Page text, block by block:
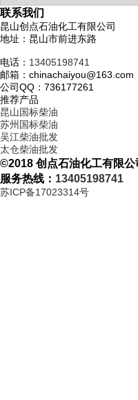
联系我们
昆山创点石油化工有限公司
地址：昆山市前进东路
电话： 13405198741
邮箱：chinachaiyou@163.com
公司QQ：736177261
推荐产品
昆山国标柴油
苏州国标柴油
吴江柴油批发
太仓柴油批发
©2018 创点石油化工有限公
服务热线： 13405198741
苏ICP备17023314号